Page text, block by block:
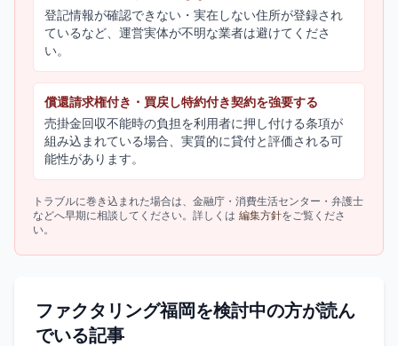
登記情報が確認できない・実在しない住所が登録され
ているなど、運営実体が不明な業者は避けてくださ
い。
償還請求権付き・買戻し特約付き契約を強要する
売掛金回収不能時の負担を利用者に押し付ける条項が
組み込まれている場合、実質的に貸付と評価される可
能性があります。
トラブルに巻き込まれた場合は、金融庁・消費生活センター・弁護士
などへ早期に相談してください。詳しくは 編集方針をご覧くださ
い。
ファクタリング福岡を検討中の方が読ん
でいる記事